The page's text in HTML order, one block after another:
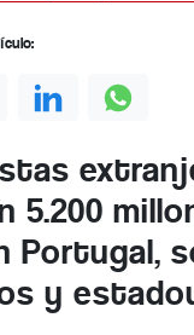
5.200
Portugal,
y